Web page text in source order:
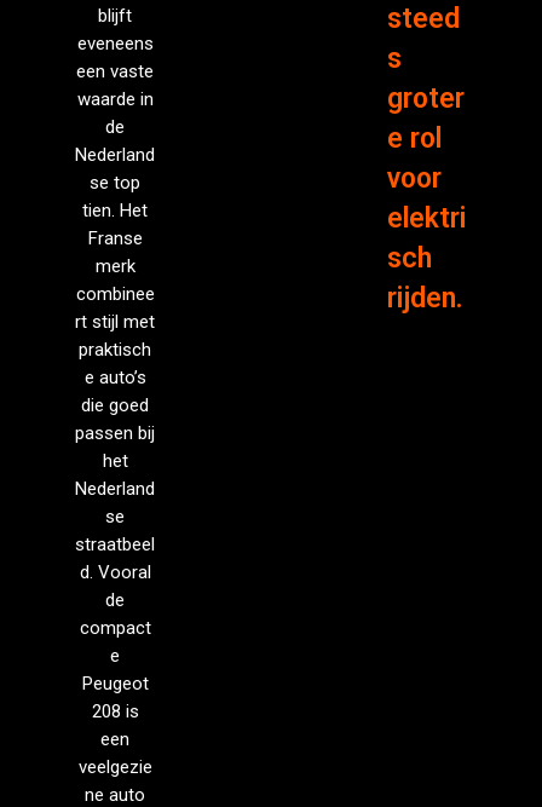
blijft
eveneens
een vaste
waarde in
de
Nederland
se top
tien. Het
Franse
merk
combinee
rt stijl met
praktisch
e auto’s
die goed
passen bij
het
Nederland
se
straatbeel
d. Vooral
de
compact
e
Peugeot
208 is
een
veelgezie
ne auto
steed
s
groter
e rol
voor
elektri
sch
rijden.